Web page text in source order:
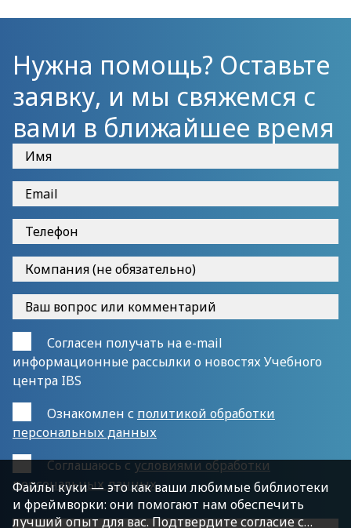
Нужна помощь? Оставьте
заявку, и мы свяжемся с
вами в ближайшее время
Согласен получать на e-mail
информационные рассылки о новостях Учебного
центра IBS
Ознакомлен с политикой обработки
персональных данных
Cоглашаюсь сусловиями обработки
персональных данных
Файлы куки — это как ваши любимые библиотеки
и фреймворки: они помогают нам обеспечить
лучший опыт для вас. Подтвердите согласие с